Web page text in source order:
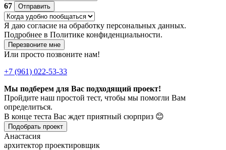
67
Отправить
Я даю согласие на обработку персональных данных.
Подробнее в Политике конфиденциальности.
Перезвоните мне
Или просто позвоните нам!
+7 (961) 022-53-33
Мы подберем для Вас подходящий проект!
Пройдите наш простой тест, чтобы мы помогли Вам
определиться.
В конце теста Вас ждет приятный сюрприз 😊
Подобрать проект
Анастасия
архитектор проектировщик